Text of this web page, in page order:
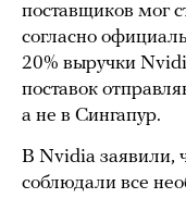
поставщиков мог
согласно
20% выручки
поставок
а не в Сингапур.
В Nvidia заявили,
соблюдали все